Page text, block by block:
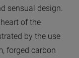
sensual design.
of the
by the use
forged carbon